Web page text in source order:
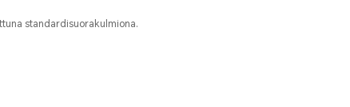
standardisuorakulmiona.